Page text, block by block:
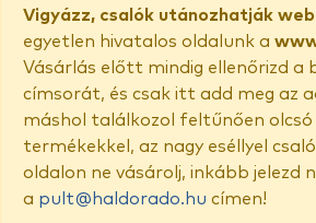
Vigyázz, csalók utánozhatják
egyetlen hivatalos oldalunk a
Vásárlás előtt mindig ellenőrizd a
címsorát, és csak itt add meg az
máshol találkozol feltűnően
termékekkel, az nagy eséllyel
oldalon ne vásárolj, inkább jelezd
a pult@haldorado.hu címen!